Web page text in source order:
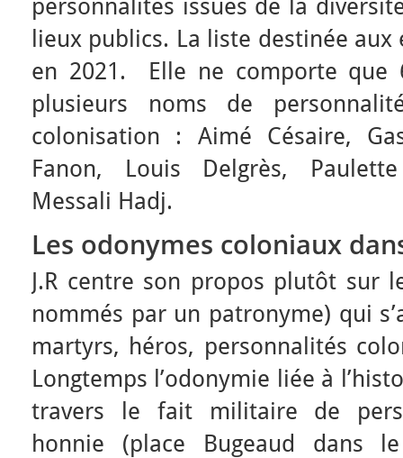
personnalités issues de la
lieux publics. La liste destinée
en 2021. Elle ne comporte que
plusieurs noms de
colonisation : Aimé Césaire,
Fanon, Louis Delgrès,
Messali Hadj.
Les odonymes coloniaux
J.R centre son propos plutôt sur
nommés par un patronyme) qui
martyrs, héros, personnalités
Longtemps l’odonymie liée à
travers le fait militaire de
honnie (place Bugeaud dans